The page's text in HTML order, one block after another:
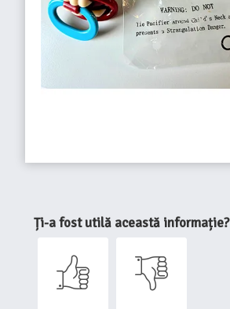
Ți-a fost utilă această informație?